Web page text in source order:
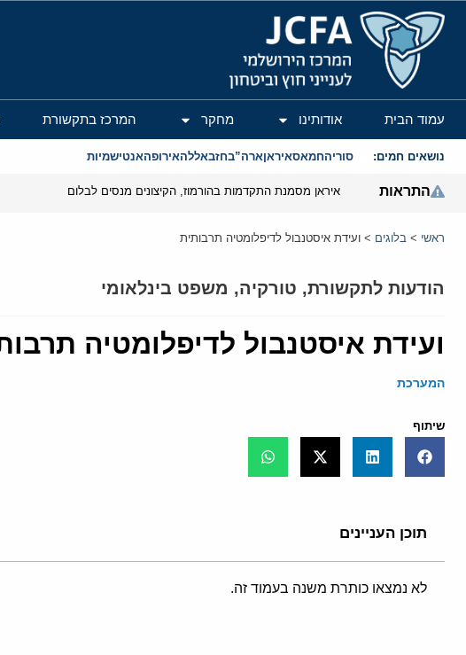
המרכז הירושלמי לענייני חוץ וביטחון
עמוד הבית אודותינו מחקר המרכז בתקשורת
נושאים חמים: סוריהחמאסאיראןארה”בחזבאללהאירופהאנטישמיות
התראות איראן מסמנת התקדמות בהורמוז, הקיצונים מנסים לבלום
ראשי > בלוגים > ועידת איסטנבול לדיפלומטיה תרבותית
הודעות לתקשורת, טורקיה, משפט בינלאומי
ועידת איסטנבול לדיפלומטיה
המערכת
שיתוף
תוכן העניינים
לא נמצאו כותרת משנה בעמוד זה.